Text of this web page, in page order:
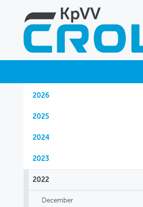
NIEUWS
KENNIS
NETWERK V&V
2026
2025
2024
2023
2022
December